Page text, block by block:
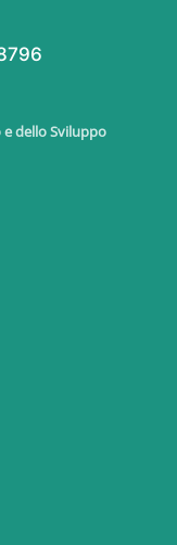
e dello Sviluppo